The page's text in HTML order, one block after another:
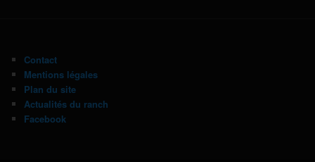
Contact
Mentions légales
Plan du site
Actualités du ranch
Facebook